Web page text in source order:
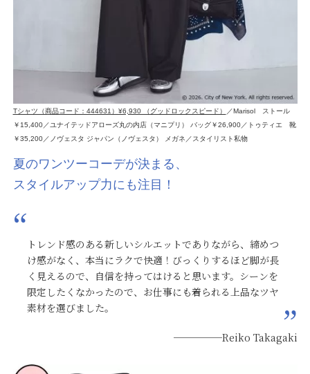
Tシャツ（商品コード：444631）¥6,930 （グッドロックスピード）
／Marisol ストール
￥15,400／ユナイテッドアローズ丸の内店（マニプリ） バッグ￥26,900／トゥティエ 靴
￥35,200／ノヴェスタ ジャパン（ノヴェスタ） メガネ／スタイリスト私物
夏のワンツーコーデが決まる、
スタイルアップ力にも注目！
トレンド感のある新しいシルエットでありながら、締めつ
け感がなく、本当にラクで快適！びっくりするほど脚が長
く見えるので、自信を持ってはけると思います。シーンを
限定したくなかったので、お仕事にも着られる上品なツヤ
素材を選びました。
─────Reiko Takagaki